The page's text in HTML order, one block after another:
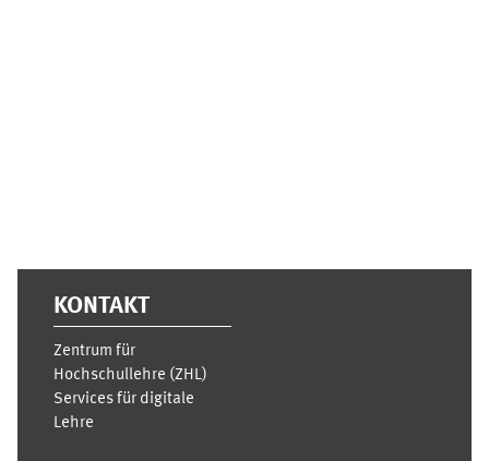
KONTAKT
Zentrum für
Hochschullehre (ZHL)
Services für digitale
Lehre